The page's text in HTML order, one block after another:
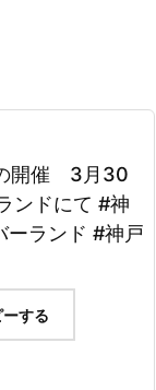
の開催 3月30
ンドにて #神
ーランド #神戸
する